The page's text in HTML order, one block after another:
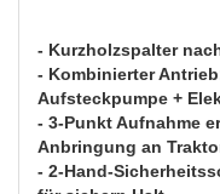
- Kurzholzspalter
- Kombinierter
Aufsteckpumpe +
- 3-Punkt Aufnahme
Anbringung an
- 2-Hand-